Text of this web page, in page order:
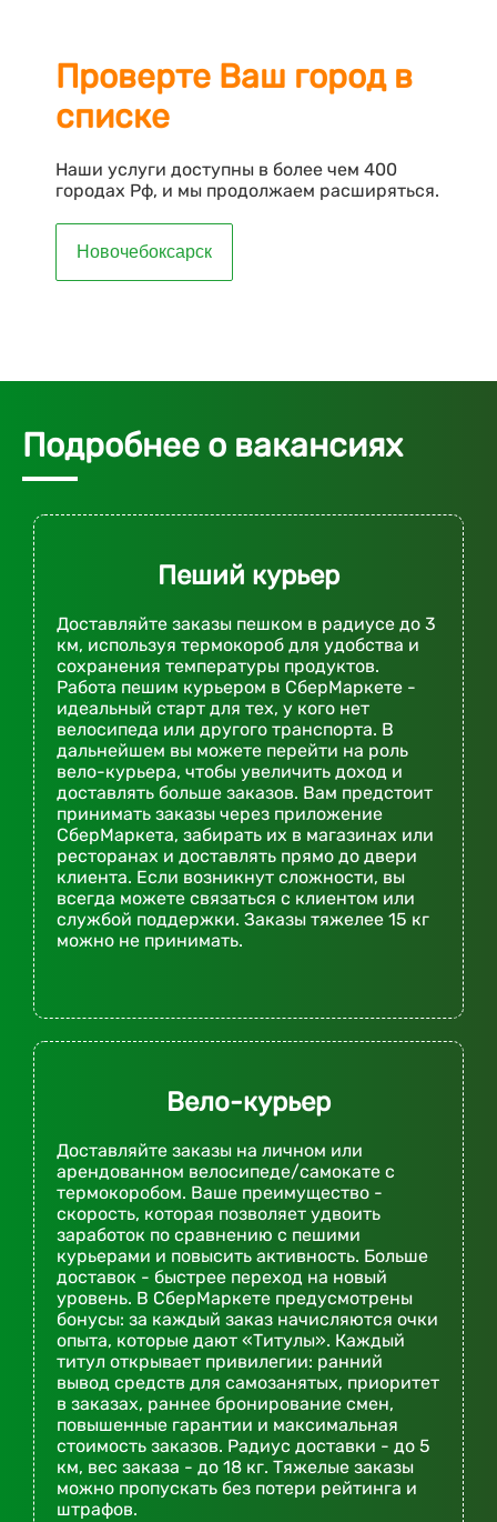
Проверте Ваш город в
списке
Наши услуги доступны в более чем 400
городах Рф, и мы продолжаем расширяться.
Новочебоксарск
Подробнее о вакансиях
Пеший курьер
Доставляйте заказы пешком в радиусе до 3
км, используя термокороб для удобства и
сохранения температуры продуктов.
Работа пешим курьером в СберМаркете -
идеальный старт для тех, у кого нет
велосипеда или другого транспорта. В
дальнейшем вы можете перейти на роль
вело-курьера, чтобы увеличить доход и
доставлять больше заказов. Вам предстоит
принимать заказы через приложение
СберМаркета, забирать их в магазинах или
ресторанах и доставлять прямо до двери
клиента. Если возникнут сложности, вы
всегда можете связаться с клиентом или
службой поддержки. Заказы тяжелее 15 кг
можно не принимать.
Вело-курьер
Доставляйте заказы на личном или
арендованном велосипеде/самокате с
термокоробом. Ваше преимущество -
скорость, которая позволяет удвоить
заработок по сравнению с пешими
курьерами и повысить активность. Больше
доставок - быстрее переход на новый
уровень. В СберМаркете предусмотрены
бонусы: за каждый заказ начисляются очки
опыта, которые дают «Титулы». Каждый
титул открывает привилегии: ранний
вывод средств для самозанятых, приоритет
в заказах, раннее бронирование смен,
повышенные гарантии и максимальная
стоимость заказов. Радиус доставки - до 5
км, вес заказа - до 18 кг. Тяжелые заказы
можно пропускать без потери рейтинга и
штрафов.